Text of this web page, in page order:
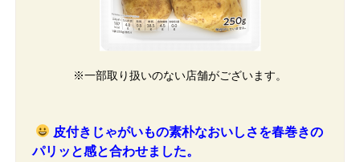
※一部取り扱いのない店舗がございます。
皮付きじゃがいもの素朴なおいしさを春巻きの
パリッと感と合わせました。